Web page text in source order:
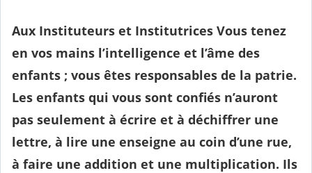
Aux Instituteurs et Institutrices Vous tenez
en vos mains l’intelligence et l’âme des
enfants ; vous êtes responsables de la patrie.
Les enfants qui vous sont confiés n’auront
pas seulement à écrire et à déchiffrer une
lettre, à lire une enseigne au coin d’une rue,
à faire une addition et une multiplication. Ils